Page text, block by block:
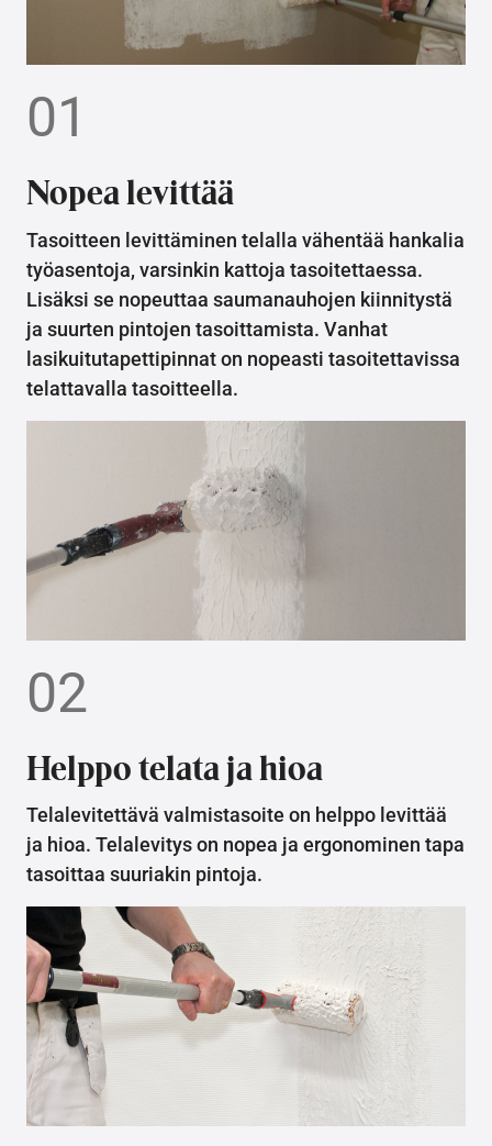
01
Nopea levittää
Tasoitteen levittäminen telalla vähentää hankalia
työasentoja, varsinkin kattoja tasoitettaessa.
Lisäksi se nopeuttaa saumanauhojen kiinnitystä
ja suurten pintojen tasoittamista. Vanhat
lasikuitutapettipinnat on nopeasti tasoitettavissa
telattavalla tasoitteella.
02
Helppo telata ja hioa
Telalevitettävä valmistasoite on helppo levittää
ja hioa. Telalevitys on nopea ja ergonominen tapa
tasoittaa suuriakin pintoja.